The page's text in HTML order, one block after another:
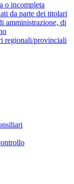
o incompleta
da parte dei titolari
amministrazione, di
regionali/provinciali